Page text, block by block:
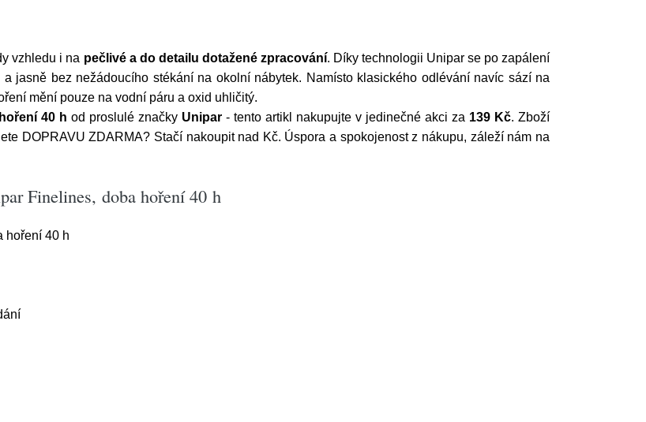
vzhledu i na pečlivé a do detailu dotažené zpracování. Díky technologii Unipar se po zapálení
jasně bez nežádoucího stékání na okolní nábytek. Namísto klasického odlévání navíc sází na
mění pouze na vodní páru a oxid uhličitý.
40 h od proslulé značky Unipar - tento artikl nakupujte v jedinečné akci za 139 Kč. Zboží
DOPRAVU ZDARMA? Stačí nakoupit nad Kč. Úspora a spokojenost z nákupu, záleží nám na
Finelines, doba hoření 40 h
hoření 40 h